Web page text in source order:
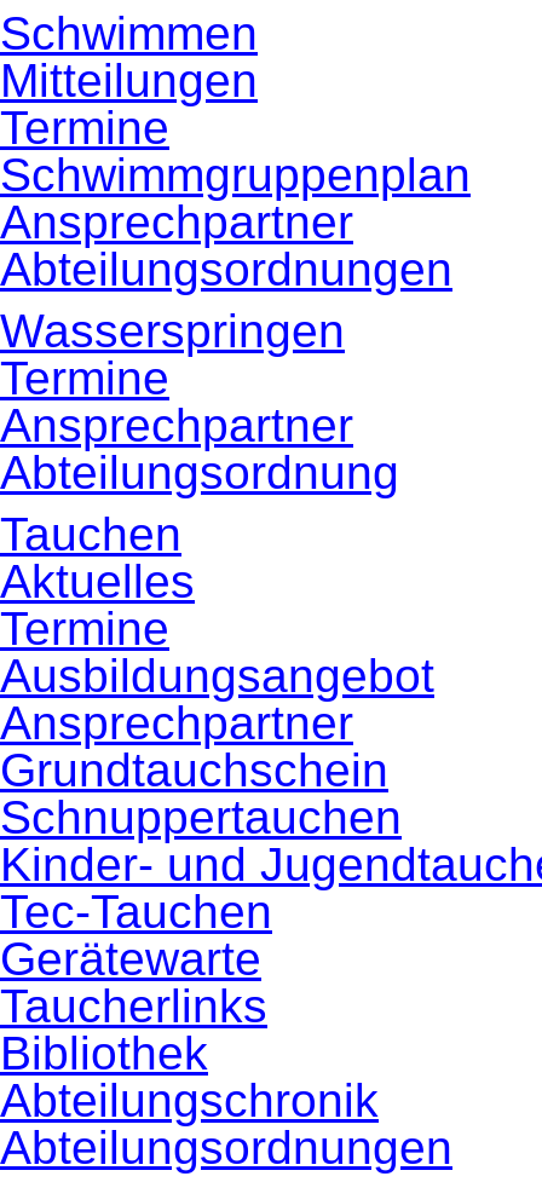
Schwimmen
Mitteilungen
Termine
Schwimmgruppenplan
Ansprechpartner
Abteilungsordnungen
Wasserspringen
Termine
Ansprechpartner
Abteilungsordnung
Tauchen
Aktuelles
Termine
Ausbildungsangebot
Ansprechpartner
Grundtauchschein
Schnuppertauchen
Kinder- und
Tec-Tauchen
Gerätewarte
Taucherlinks
Bibliothek
Abteilungschronik
Abteilungsordnungen